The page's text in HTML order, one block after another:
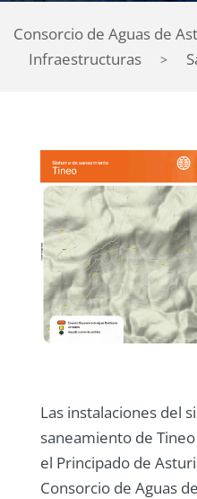
Consorcio de Aguas de
Infraestructuras >
Las instalaciones del
saneamiento de
el Principado de
Consorcio de Aguas